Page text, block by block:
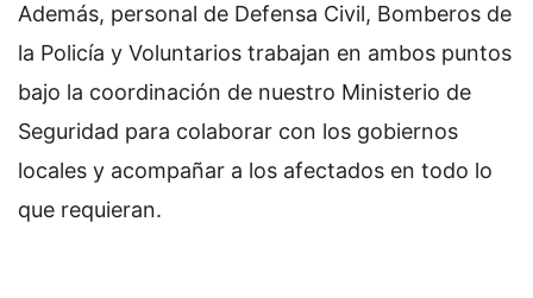
Además, personal de Defensa Civil, Bomberos de
la Policía y Voluntarios trabajan en ambos puntos
bajo la coordinación de nuestro Ministerio de
Seguridad para colaborar con los gobiernos
locales y acompañar a los afectados en todo lo
que requieran.